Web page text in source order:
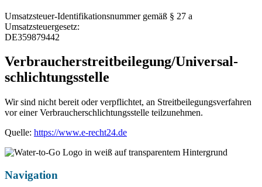
Umsatzsteuer-Identifikationsnummer gemäß § 27 a
Umsatzsteuergesetz:
DE359879442
Verbraucher­streit­beilegung/Universal­
schlichtungs­stelle
Wir sind nicht bereit oder verpflichtet, an Streitbeilegungsverfahren
vor einer Verbraucherschlichtungsstelle teilzunehmen.
Quelle: https://www.e-recht24.de
Navigation